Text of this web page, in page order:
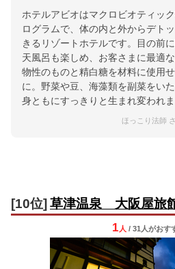
ホテルアビオはマクロビオティッ
ログラムで、体の内と外からデト
きるリゾートホテルです。目の前
天風呂も楽しめ、お客さまに最適な
物性のものと精白糖を材料に使用
に。野菜や豆、海藻類を副菜をい
身ともにすっきりと生まれ変われま
ほっこり法師
[10位] 草津温泉 大阪屋旅
1 人 / 31人がおす